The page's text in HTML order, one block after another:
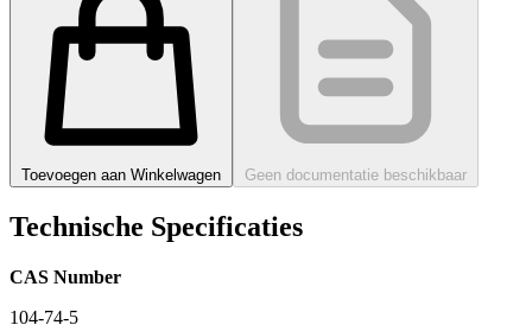
Toevoegen aan Winkelwagen Geen documentatie beschikbaar
Technische Specificaties
CAS Number
104-74-5